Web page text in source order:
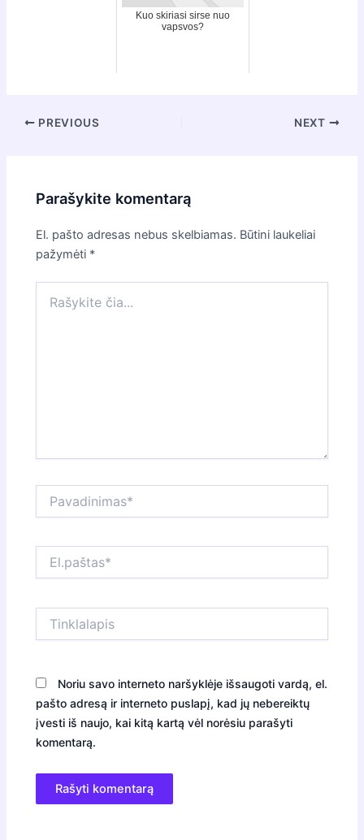
Kuo skiriasi sirse nuo
vapsvos?
Post
PREVIOUS NEXT
Parašykite komentarą
El. pašto adresas nebus skelbiamas. Būtini laukeliai
pažymėti *
čia...
Noriu savo interneto naršyklėje išsaugoti vardą, el.
pašto adresą ir interneto puslapį, kad jų nebereiktų
įvesti iš naujo, kai kitą kartą vėl norėsiu parašyti
komentarą.